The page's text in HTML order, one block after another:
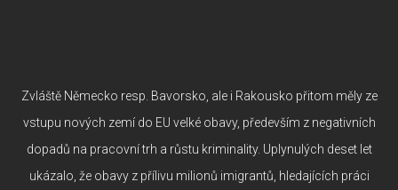
Zvláště Německo resp. Bavorsko, ale i Rakousko přitom měly ze
vstupu nových zemí do EU velké obavy, především z negativních
dopadů na pracovní trh a růstu kriminality. Uplynulých deset let
ukázalo, že obavy z přílivu milionů imigrantů, hledajících práci